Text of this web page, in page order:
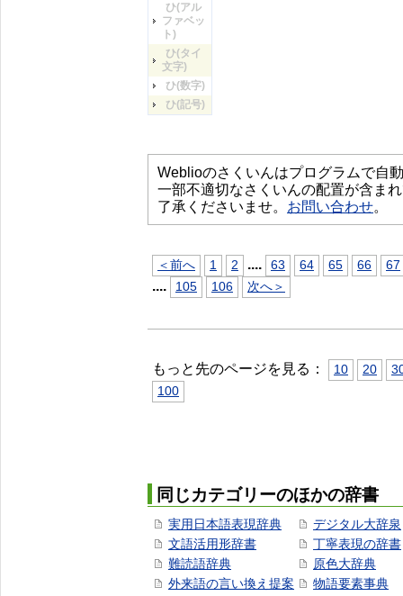
ひ(アル
ファベッ
ト)
ひ(タイ
文字)
ひ(数字)
ひ(記号)
Weblioのさくいんはプログラムで自
一部不適切なさくいんの配置が含ま
了承くださいませ。 お問い合わせ。
＜前へ 1 2 .... 63 64 65 66 67
.... 105 106 次へ＞
もっと先のページを見る： 10 20
100
同じカテゴリーのほかの辞書
実用日本語表現辞典
文語活用形辞書
難読語辞典
外来語の言い換え提案
デジタル大辞泉
丁寧表現の辞書
原色大辞典
物語要素事典